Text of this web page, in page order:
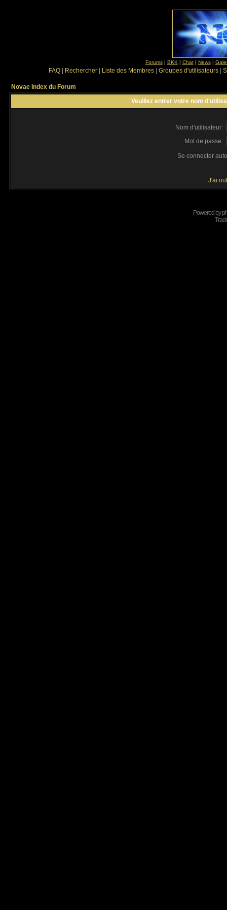
Forums| BKK | Chat| News|
FAQ Rechercher Liste des Membres Groupes d'utilisateurs
Novae Index du Forum
Veuillez entrer votre nom
Nom d'utilisateur:
Mot de passe:
Se connecter
J'ai
Powered by